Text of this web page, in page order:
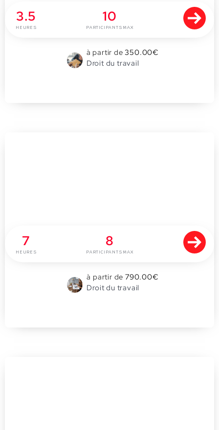
3.5
HEURES
10
PARTICIPANTS MAX
à partir de350.00€
Droit du travail
7
HEURES
8
PARTICIPANTS MAX
à partir de 790.00€
Droit du travail